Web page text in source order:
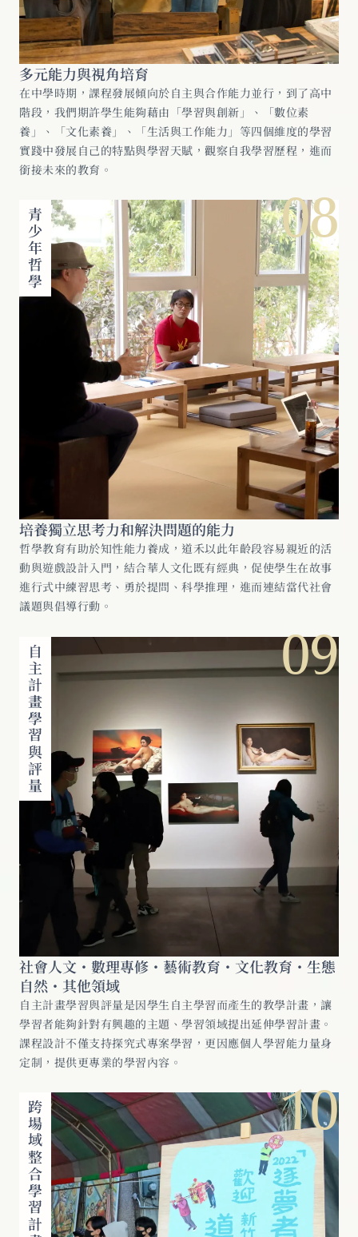
多元能力與視角培育
在中學時期，課程發展傾向於自主與合作能力並行，到了高中
階段，我們期許學生能夠藉由「學習與創新」、「數位素
養」、「文化素養」、「生活與工作能力」等四個維度的學習
實踐中發展自己的特點與學習天賦，觀察自我學習歷程，進而
銜接未來的教育。
08
青少年哲學
培養獨立思考力和解決問題的能力
哲學教育有助於知性能力養成，道禾以此年齡段容易親近的活
動與遊戲設計入門，結合華人文化既有經典，促使學生在故事
進行式中練習思考、勇於提問、科學推理，進而連結當代社會
議題與倡導行動。
09
自主計畫學習與評量
社會人文・數理專修・藝術教育・文化教育・生態
自然・其他領域
自主計畫學習與評量是因學生自主學習而產生的教學計畫，讓
學習者能夠針對有興趣的主題、學習領域提出延伸學習計畫。
課程設計不僅支持探究式專案學習，更因應個人學習能力量身
定制，提供更專業的學習內容。
10